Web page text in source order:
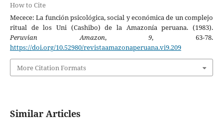
How to Cite
Mecece: La función psicológica, social y económica de un complejo
ritual de los Uni (Cashibo) de la Amazonía peruana. (1983).
Peruvian Amazon,9, 63-78.
https://doi.org/10.52980/revistaamazonaperuana.vi9.209
More Citation Formats
Similar Articles